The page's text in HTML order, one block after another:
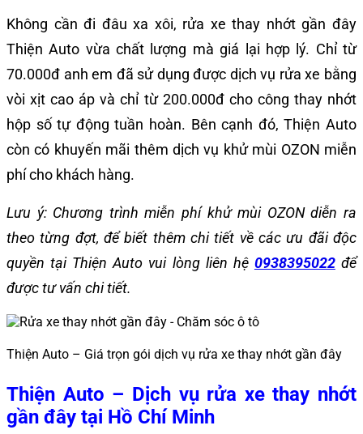
Không cần đi đâu xa xôi, rửa xe thay nhớt gần đây
Thiện Auto vừa chất lượng mà giá lại hợp lý. Chỉ từ
70.000đ anh em đã sử dụng được dịch vụ rửa xe bằng
vòi xịt cao áp và chỉ từ 200.000đ cho công thay nhớt
hộp số tự động tuần hoàn. Bên cạnh đó, Thiện Auto
còn có khuyến mãi thêm dịch vụ khử mùi OZON miễn
phí cho khách hàng.
Lưu ý: Chương trình miễn phí khử mùi OZON diễn ra
theo từng đợt, để biết thêm chi tiết về các ưu đãi độc
quyền tại Thiện Auto vui lòng liên hệ 0938395022để
được tư vấn chi tiết.
Thiện Auto – Giá trọn gói dịch vụ rửa xe thay nhớt gần đây
Thiện Auto – Dịch vụ rửa xe thay nhớt
gần đây tại Hồ Chí Minh